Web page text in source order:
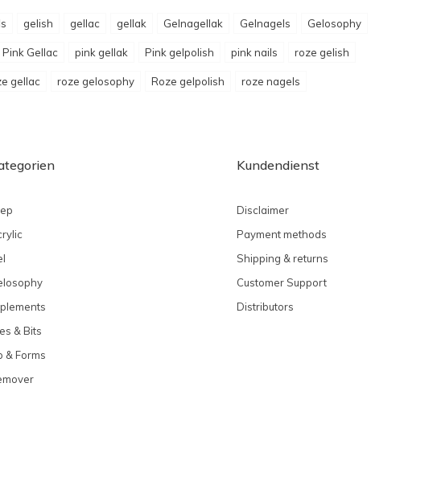
gelish gellac gellak Gelnagellak Gelnagels Gelosophy
Pink Gellac pink gellak Pink gelpolish pink nails roze gelish
gellac roze gelosophy Roze gelpolish roze nagels
& Bits
& Forms
Kundendienst
Disclaimer
Payment methods
Shipping & returns
Customer Support
Distributors